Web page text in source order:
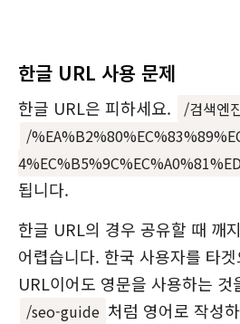
한글 URL 사용 문제
한글 URL은 피하세요. /검색엔
/
됩니다.
한글 URL의 경우 공유할 때 깨
어렵습니다. 한국 사용자를 타
URL이어도 영문을 사용하는 것
/seo-guide 처럼 영어로 작성